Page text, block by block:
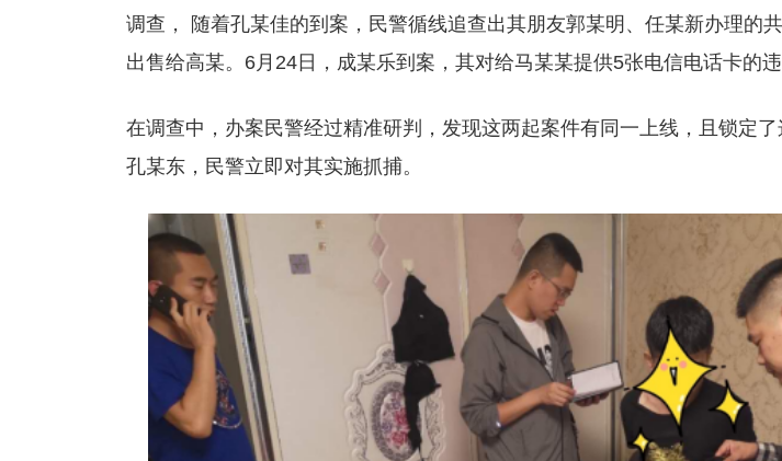
调查， 随着孔某佳的到案，民警循线追查出其朋友郭某明、任某新办理的
出售给高某。6月24日，成某乐到案，其对给马某某提供5张电信电话卡的违
在调查中，办案民警经过精准研判，发现这两起案件有同一上线，且锁定
孔某东，民警立即对其实施抓捕。